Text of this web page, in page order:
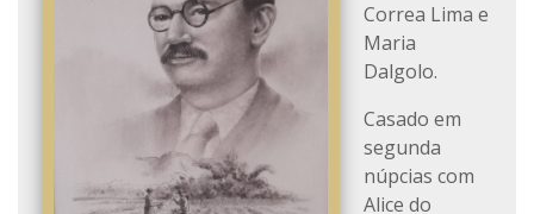
Correa Lima e
Maria
Dalgolo.
Casado em
segunda
núpcias com
Alice do